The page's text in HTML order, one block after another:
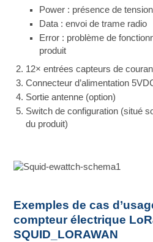
Power : présence de
Data : envoi de trame radio
Error : problème de
produit
12× entrées capteurs de
Connecteur d’alimentation
Sortie antenne (option)
Switch de configuration (situé
du produit)
Exemples de cas
compteur électrique
SQUID_LORAWAN